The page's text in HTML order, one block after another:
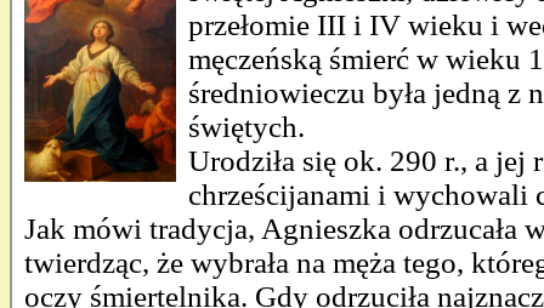
przełomie III i IV wieku i
męczeńską śmierć w wieku
średniowieczu była jedną z
świętych.
Urodziła się ok. 290 r., a jej
chrześcijanami i wychowali
Jak mówi tradycja, Agnieszka odrzucała
twierdząc, że wybrała na męża tego,
oczy śmiertelnika. Gdy odrzuciła